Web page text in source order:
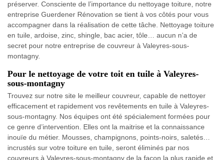
préserver. Consciente de l’importance du nettoyage toiture, notre
entreprise Guerdener Rénovation se tient à vos côtés pour vous
accompagner dans la réalisation de cette tâche. Nettoyage toiture
en tuile, ardoise, zinc, shingle, bac acier, tôle… aucun n’a de
secret pour notre entreprise de couvreur à Valeyres-sous-
montagny.
Pour le nettoyage de votre toit en tuile à Valeyres-
sous-montagny
Trouvez sur notre site le meilleur couvreur, capable de nettoyer
efficacement et rapidement vos revêtements en tuile à Valeyres-
sous-montagny. Nos équipes ont été spécialement formées pour
ce genre d’intervention. Elles ont la maitrise et la connaissance
inouïe du métier. Mousses, champignons, points-noirs, saletés…
incrustés sur votre toiture en tuile, seront éliminés par nos
couvreurs à Valeyres-sous-montagny de la façon la plus rapide et